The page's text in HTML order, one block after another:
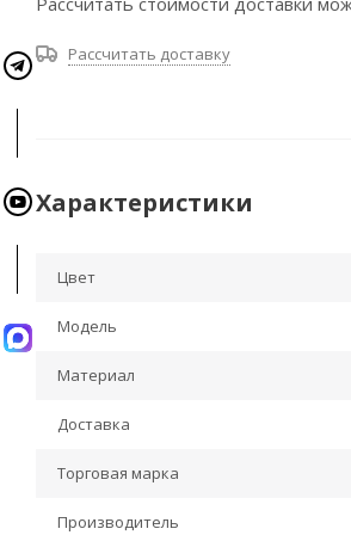
Рассчитать доставку
Характеристики
Цвет
Модель
Материал
Доставка
Торговая марка
Производитель